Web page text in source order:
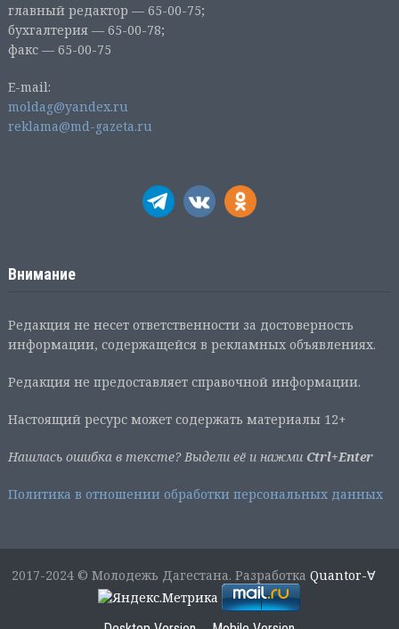
главный редактор — 65-00-75;
бухгалтерия — 65-00-78;
факс — 65-00-75
E-mail:
moldag@yandex.ru
reklama@md-gazeta.ru
Внимание
Редакция не несет ответственности за достоверность
информации, содержащейся в рекламных объявлениях.
Редакция не предоставляет справочной информации.
Настоящий ресурс может содержать материалы 12+
Нашлась ошибка в тексте? Выдели её и нажми Ctrl+Enter
Политика в отношении обработки персональных данных
2017-2024 © Молодежь Дагестана. РазработкаQuantor-∀